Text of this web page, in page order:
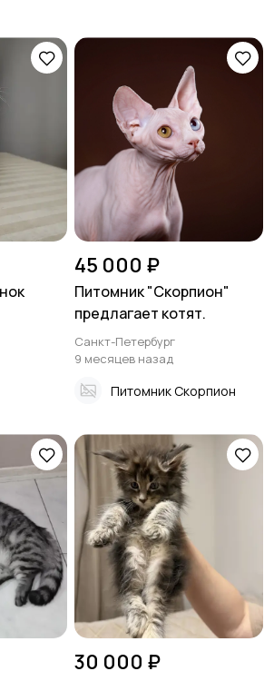
45 000 ₽
Питомник "Скорпион"
предлагает котят.
Санкт-Петербург
9 месяцев назад
Питомник Скорпион
30 000 ₽